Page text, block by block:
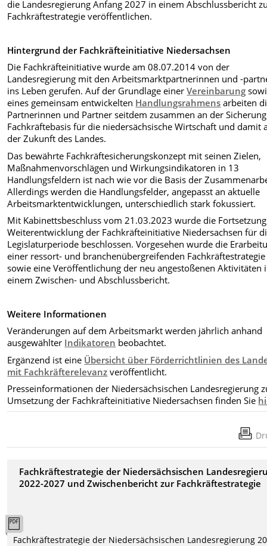
die Landesregierung Anfang 2027 in einem Abschlussbericht
Fachkräftestrategie veröffentlichen.
Hintergrund der Fachkräfteinitiative Niedersachsen
Die Fachkräfteinitiative wurde am 08.07.2014 von der
Landesregierung mit den Arbeitsmarktpartnerinnen und -
ins Leben gerufen. Auf der Grundlage einerVereinbarung
eines gemeinsam entwickelten Handlungsrahmens arbeiten
Partnerinnen und Partner seitdem zusammen an der
Fachkräftebasis für die niedersächsische Wirtschaft und damit
der Zukunft des Landes.
Das bewährte Fachkräftesicherungskonzept mit seinen Zielen,
Maßnahmenvorschlägen und Wirkungsindikatoren in 13
Handlungsfeldern ist nach wie vor die Basis der
Allerdings werden die Handlungsfelder, angepasst an aktuelle
Arbeitsmarktentwicklungen, unterschiedlich stark fokussiert.
Mit Kabinettsbeschluss vom 21.03.2023 wurde die
Weiterentwicklung der Fachkräfteinitiative Niedersachsen für
Legislaturperiode beschlossen. Vorgesehen wurde die
einer ressort- und branchenübergreifenden Fachkräftestrategie
sowie eine Veröffentlichung der neu angestoßenen Aktivitäten
einem Zwischen- und Abschlussbericht.
Weitere Informationen
Veränderungen auf dem Arbeitsmarkt werden jährlich anhand
ausgewählter Indikatoren beobachtet.
Ergänzend ist eine Übersicht über Förderrichtlinien des
mit Fachkräfterelevanz veröffentlicht.
Presseinformationen der Niedersächsischen Landesregierung
Umsetzung der Fachkräfteinitiative Niedersachsen finden Sie
Fachkräftestrategie der Niedersächsischen
2022-2027 und Zwischenbericht zur Fachkräftestrategie
Fachkräftestrategie der Niedersächsischen Landesregierung